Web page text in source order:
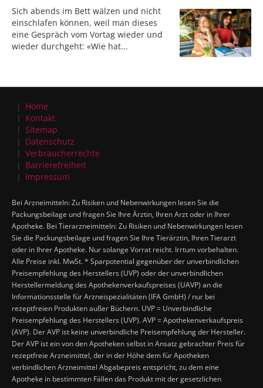
Sich abends im Bett wälzen und nicht
einschlafen können, weil man dieses
eine Gespräch vom Vortag wieder und
wieder durchgeht: «Wie hat...
Home
Kontakt
Sitemap
Datenschutz
Verbraucherrechte
Barrierefreiheit
Impressum
Bei Arzneimitteln: Zu Risiken und Nebenwirkungen lesen Sie die
Packungsbeilage und fragen Sie Ihre Ärztin, Ihren Arzt oder in Ihrer
Apotheke. Bei Tierarzneimitteln: Zu Risiken und Nebenwirkungen lesen
Sie die Packungsbeilage und fragen Sie Ihre Tierärztin, Ihren Tierarzt
oder in Ihrer Apotheke. Nur solange Vorrat reicht. Irrtum vorbehalten.
Alle Preise inkl. MwSt. * Sparpotential gegenüber der unverbindlichen
Preisempfehlung des Herstellers (UVP) oder der unverbindlichen
Herstellermeldung des Apothekenverkaufspreises (UAVP) an die
Informationsstelle für Arzneispezialitäten (IFA GmbH) / nur bei
rezeptfreien Produkten außer Büchern. UVP = Unverbindliche
Preisempfehlung des Herstellers (UVP). AVP = Apothekenverkaufspreis
(AVP). Der AVP ist keine unverbindliche Preisempfehlung der Hersteller.
Der AVP ist ein von den Apotheken selbst in Ansatz gebrachter Preis für
rezeptfreie Arzneimittel, der in der Höhe dem für Apotheken
verbindlichen Arzneimittel Abgabepreis entspricht, zu dem eine
Apotheke in bestimmten Fällen das Produkt mit der gesetzlichen